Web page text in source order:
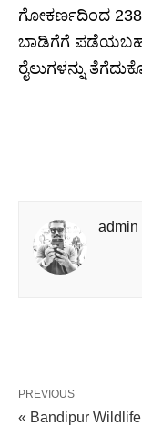
ಗೋಕರ್ಣದಿಂದ 238
ಬಾಡಿಗೆಗೆ
ರೈಲುಗಳನ್ನು
admin
PREVIOUS
« Bandipur